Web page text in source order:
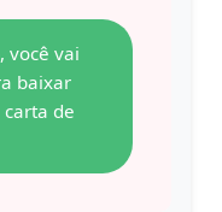
você vai
baixar
de